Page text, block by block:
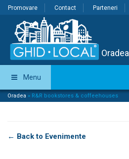
Promovare Contact Parteneri
Oradea
Menu
Oradea » R&R bookstores & coffeehouses
← Back to Evenimente